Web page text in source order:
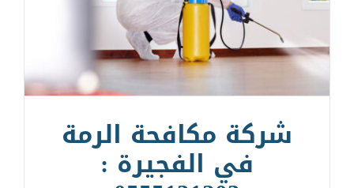
شركة مكافحة الرمة
في الفجيرة :